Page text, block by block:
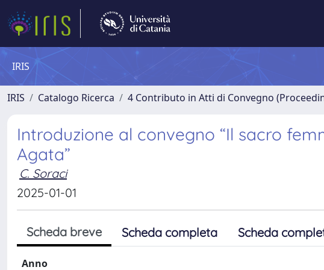
IRIS
IRIS Catalogo Ricerca 4 Contributo in Atti di Convegno
Introduzione al convegno “Il sacro
Agata”
C. Soraci
2025-01-01
Scheda breve Scheda completa Scheda
Anno